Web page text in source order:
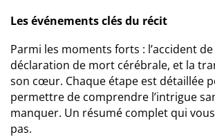
Les événements clés du récit
Parmi les moments forts : l’accident
déclaration de mort cérébrale, et la
son cœur. Chaque étape est détaillée
permettre de comprendre l’intrigue
manquer. Un résumé complet qui
pas.